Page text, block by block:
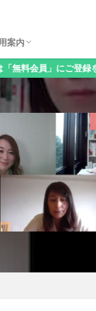
相談会
相談会
相談会
下）保護者向け相談会
」保護者向け相談会
け相談会
け相談会
」保護者向け相談会
者向け相談会
向け相談会
案内
し込み方法・料金
イン・お知らせ
情報の変更
停止と退会の方法
用方法Q&A
アウト
録をお願い致します。